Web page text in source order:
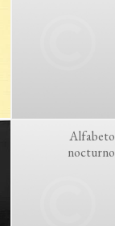
Alfabeto
nocturno